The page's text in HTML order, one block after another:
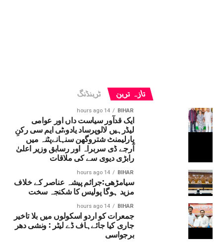
تازہ ترین ٹرینڈنگ
BIHAR
14 hours ago
ایک قدآور سیاست داں اور عوامی
لیڈرہیں لالوپرساد یادو،ٹی ایم سی رکنِ
پارلیمنٹ شتروگھن سنہانےپٹنہ میں
آرجے ڈی سربراہ اور رسابق وزیر اعلیٰ
رابڑی دیوی سے کی ملاقات
BIHAR
14 hours ago
سیامڑھی:جرائم پیشہ عناصر کے خلاف
مزید ہوگا پولیس کا شکنجہ سخت
BIHAR
14 hours ago
جمعرات کو اردو اسکولوں میں بلا تاخیر
جاری کیا جائےہاف ڈے لیٹر : ونشی دھر
برجواسی